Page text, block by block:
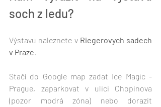
soch z ledu?
Výstavu naleznete v Riegerovych sadech
v Praze.
Stačí do Google map zadat Ice Magic -
Prague, zaparkovat v ulici Chopinova
(pozor modrá zóna) nebo dorazit